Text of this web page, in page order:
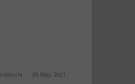
05 May, 2021